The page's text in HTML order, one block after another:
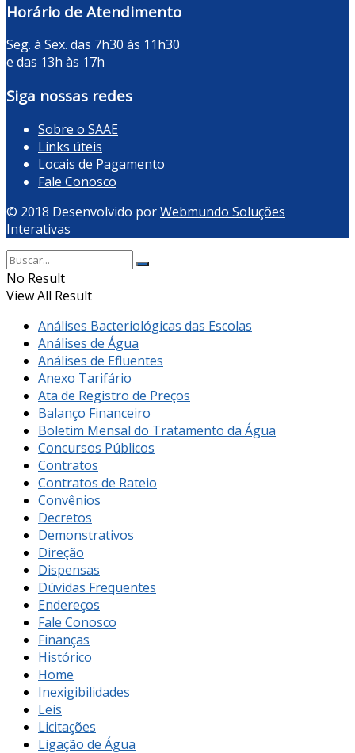
Horário de Atendimento
Seg. à Sex. das 7h30 às 11h30
e das 13h às 17h
Siga nossas redes
Sobre o SAAE
Links úteis
Locais de Pagamento
Fale Conosco
© 2018 Desenvolvido porWebmundo Soluções
Interativas
No Result
View All Result
Análises Bacteriológicas das Escolas
Análises de Água
Análises de Efluentes
Anexo Tarifário
Ata de Registro de Preços
Balanço Financeiro
Boletim Mensal do Tratamento da Água
Concursos Públicos
Contratos
Contratos de Rateio
Convênios
Decretos
Demonstrativos
Direção
Dispensas
Dúvidas Frequentes
Endereços
Fale Conosco
Finanças
Histórico
Home
Inexigibilidades
Leis
Licitações
Ligação de Água